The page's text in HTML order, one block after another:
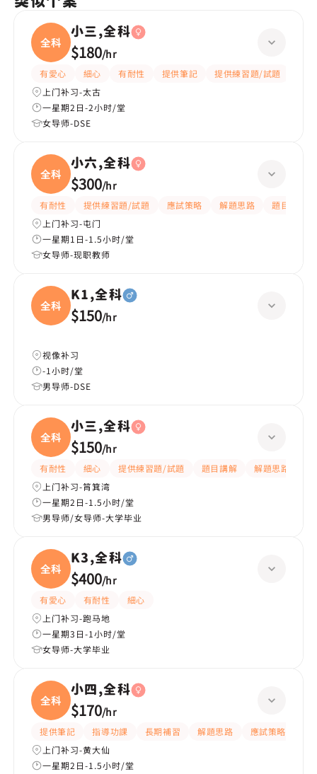
全科
小三,全科
$180/hr
有愛心 細心 有耐性 提供筆記 提供練習題/試題
上门补习-太古
一星期2日-2小时/堂
女导师-DSE
全科
小六,全科
$300/hr
有耐性 提供練習題/試題 應試策略 解題思路
題目講解
上门补习-屯门
一星期1日-1.5小时/堂
女导师-现职教师
全科
K1,全科
$150/hr
视像补习
-1小时/堂
男导师-DSE
全科
小三,全科
$150/hr
有耐性 細心 提供練習題/試題 題目講解
解題思路
上门补习-筲箕湾
一星期2日-1.5小时/堂
男导师/女导师-大学毕业
全科
K3,全科
$400/hr
有愛心 有耐性
細心
上门补习-跑马地
一星期3日-1小时/堂
女导师-大学毕业
全科
小四,全科
$170/hr
提供筆記 指導功課 長期補習 解題思路 應試策略
上门补习-黄大仙
一星期2日-1.5小时/堂